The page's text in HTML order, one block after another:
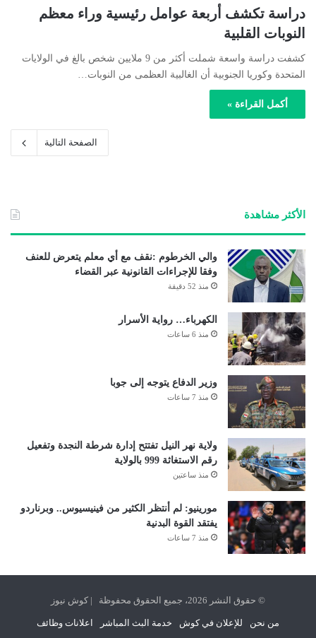
دراسة تكشف أربعة عوامل رئيسية وراء معظم
النوبات القلبية
كشفت دراسة واسعة شملت أكثر من 9 ملايين شخص بالغ في الولايات
المتحدة وكوريا الجنوبية أن الغالبية العظمى من النوبات…
أكمل القراءة »
الصفحة التالية
الأكثر مشاهدة
والي الخرطوم :نقف مع أي معلم يتعرض للعنف
وفقا للإجراءات القانونية عبر القضاء
منذ 52 دقيقة
الكهرباء… رواية الأسرار
منذ 6 ساعات
وزير الدفاع يتوجه إلى جوبا
منذ 7 ساعات
ولاية نهر النيل تفتتح إدارة شرطة النجدة وتفعيل
رقم الاستغاثة 999 بالولاية
منذ ساعتين
مورينيو: لم أنتظر الكثير من فينيسيوس.. وبرناردو
يفتقد القوة البدنية
منذ 7 ساعات
© حقوق النشر 2026، جميع الحقوق محفوظة | كوش نيوز
من نحن للإعلان في كوش خدمة البث المباشر اعلانات وظائف